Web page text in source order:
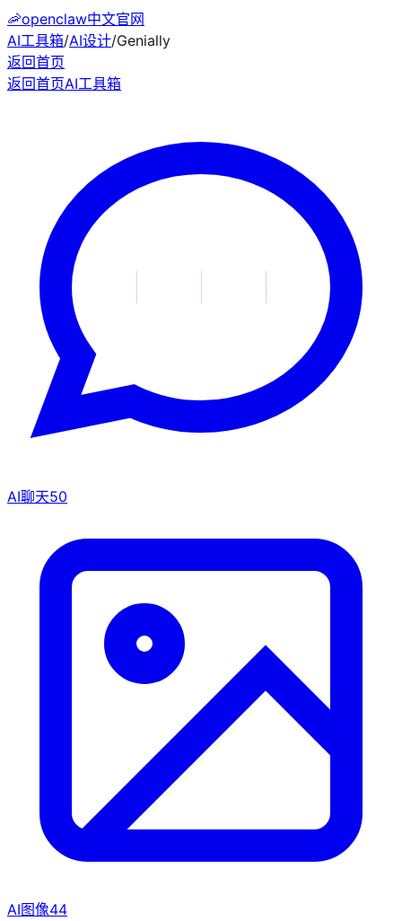
🦐openclaw中文官网
AI工具箱/AI设计/Genially
返回首页
返回首页AI工具箱
AI聊天50
AI图像44